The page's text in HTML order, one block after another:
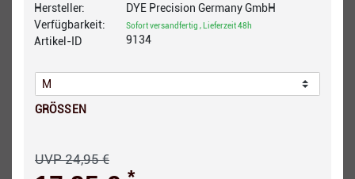
Hersteller:
Verfügbarkeit:
Artikel-ID
DYE Precision Germany GmbH
Sofort versandfertig , Lieferzeit 48h
9134
GRÖSSEN
UVP 24,95 €